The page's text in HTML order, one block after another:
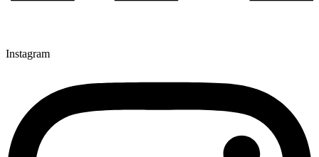
Instagram